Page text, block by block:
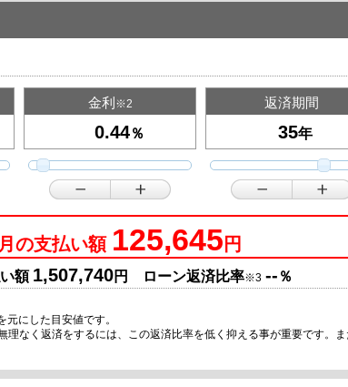
金利 ※2
％
返済期間
年
の支払い額 125,645 円
額 1,507,740円 ローン返済比率※3 -- ％
にした目安値です。
なく返済をするには、この返済比率を低く抑える事が重要です。